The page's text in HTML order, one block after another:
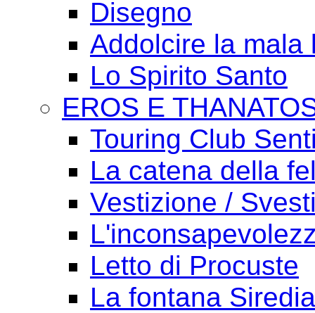
Disegno
Addolcire la mala
Lo Spirito Santo
EROS E
Touring Club
La catena della
Vestizione /
Letto di Procuste
La fontana Siredia